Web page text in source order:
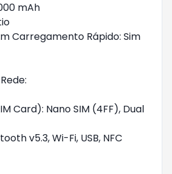
mAh
Carregamento Rápido: Sim
Card): Nano SIM (4FF), Dual
v5.3, Wi-Fi, USB, NFC